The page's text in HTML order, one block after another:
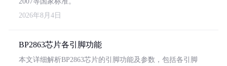
2026年8月4日
BP2863芯片各引脚功能
本文详细解析BP2863芯片的引脚功能及参数，包括各引脚